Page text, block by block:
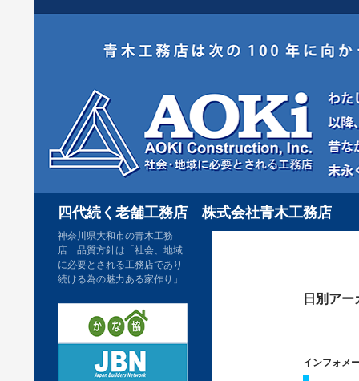
四代続く老舗工務店 株式会社青木工務店
日別アー
インフォメ
神奈川県大和市の青木工務
店 品質方針は「社会、地域
に必要とされる工務店であり
続ける為の魅力ある家作り」